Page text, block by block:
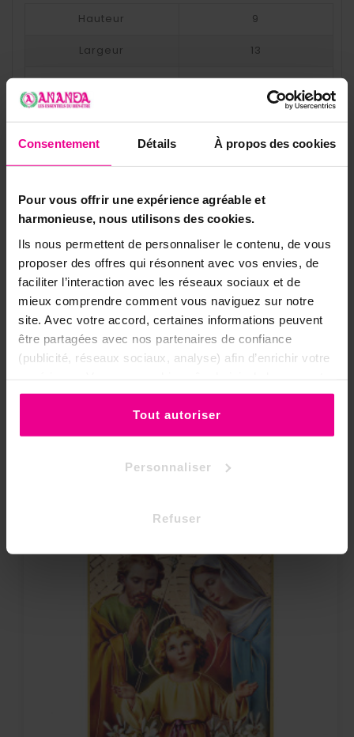
Consentement Détails À propos des cookies
Pour vous offrir une expérience agréable et
harmonieuse, nous utilisons des cookies.
Ils nous permettent de personnaliser le contenu, de vous
proposer des offres qui résonnent avec vos envies, de
faciliter l’interaction avec les réseaux sociaux et de
mieux comprendre comment vous naviguez sur notre
site. Avec votre accord, certaines informations peuvent
être partagées avec nos partenaires de confiance
(publicité, réseaux sociaux, analyse) afin d’enrichir votre
ou de les refuser.
Tout autoriser
Personnaliser
Refuser
Hauteur 9
Largeur 13
Profondeur 0.8
Matériaux
Bois
Objet Catholique Orthod
Images saintes
État
8 autres produits dans la même